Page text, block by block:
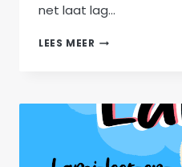
net laat lag…
LEES MEER MUSIEKBLYSPELE